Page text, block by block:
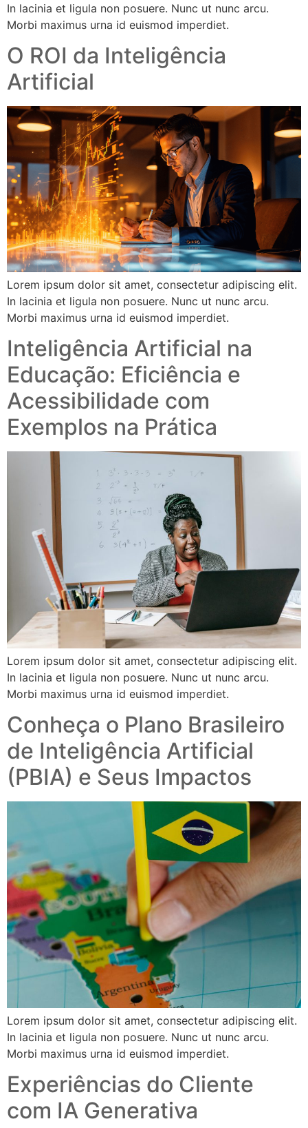
In lacinia et ligula non posuere. Nunc ut nunc arcu.
Morbi maximus urna id euismod imperdiet.
O ROI da Inteligência
Artificial
Lorem ipsum dolor sit amet, consectetur adipiscing elit.
In lacinia et ligula non posuere. Nunc ut nunc arcu.
Morbi maximus urna id euismod imperdiet.
Inteligência Artificial na
Educação: Eficiência e
Acessibilidade com
Exemplos na Prática
Lorem ipsum dolor sit amet, consectetur adipiscing elit.
In lacinia et ligula non posuere. Nunc ut nunc arcu.
Morbi maximus urna id euismod imperdiet.
Conheça o Plano Brasileiro
de Inteligência Artificial
(PBIA) e Seus Impactos
Lorem ipsum dolor sit amet, consectetur adipiscing elit.
In lacinia et ligula non posuere. Nunc ut nunc arcu.
Morbi maximus urna id euismod imperdiet.
Experiências do Cliente
com IA Generativa